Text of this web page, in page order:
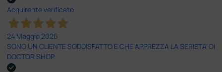
Acquirente verificato
24 Maggio 2026
SONO UN CLIENTE SODDISFATTO E CHE APPREZZA LA SERIETA' DI
DOCTOR SHOP